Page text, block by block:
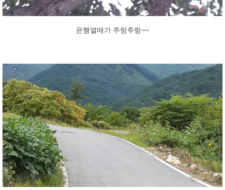
​은행열매가 주렁주렁~~